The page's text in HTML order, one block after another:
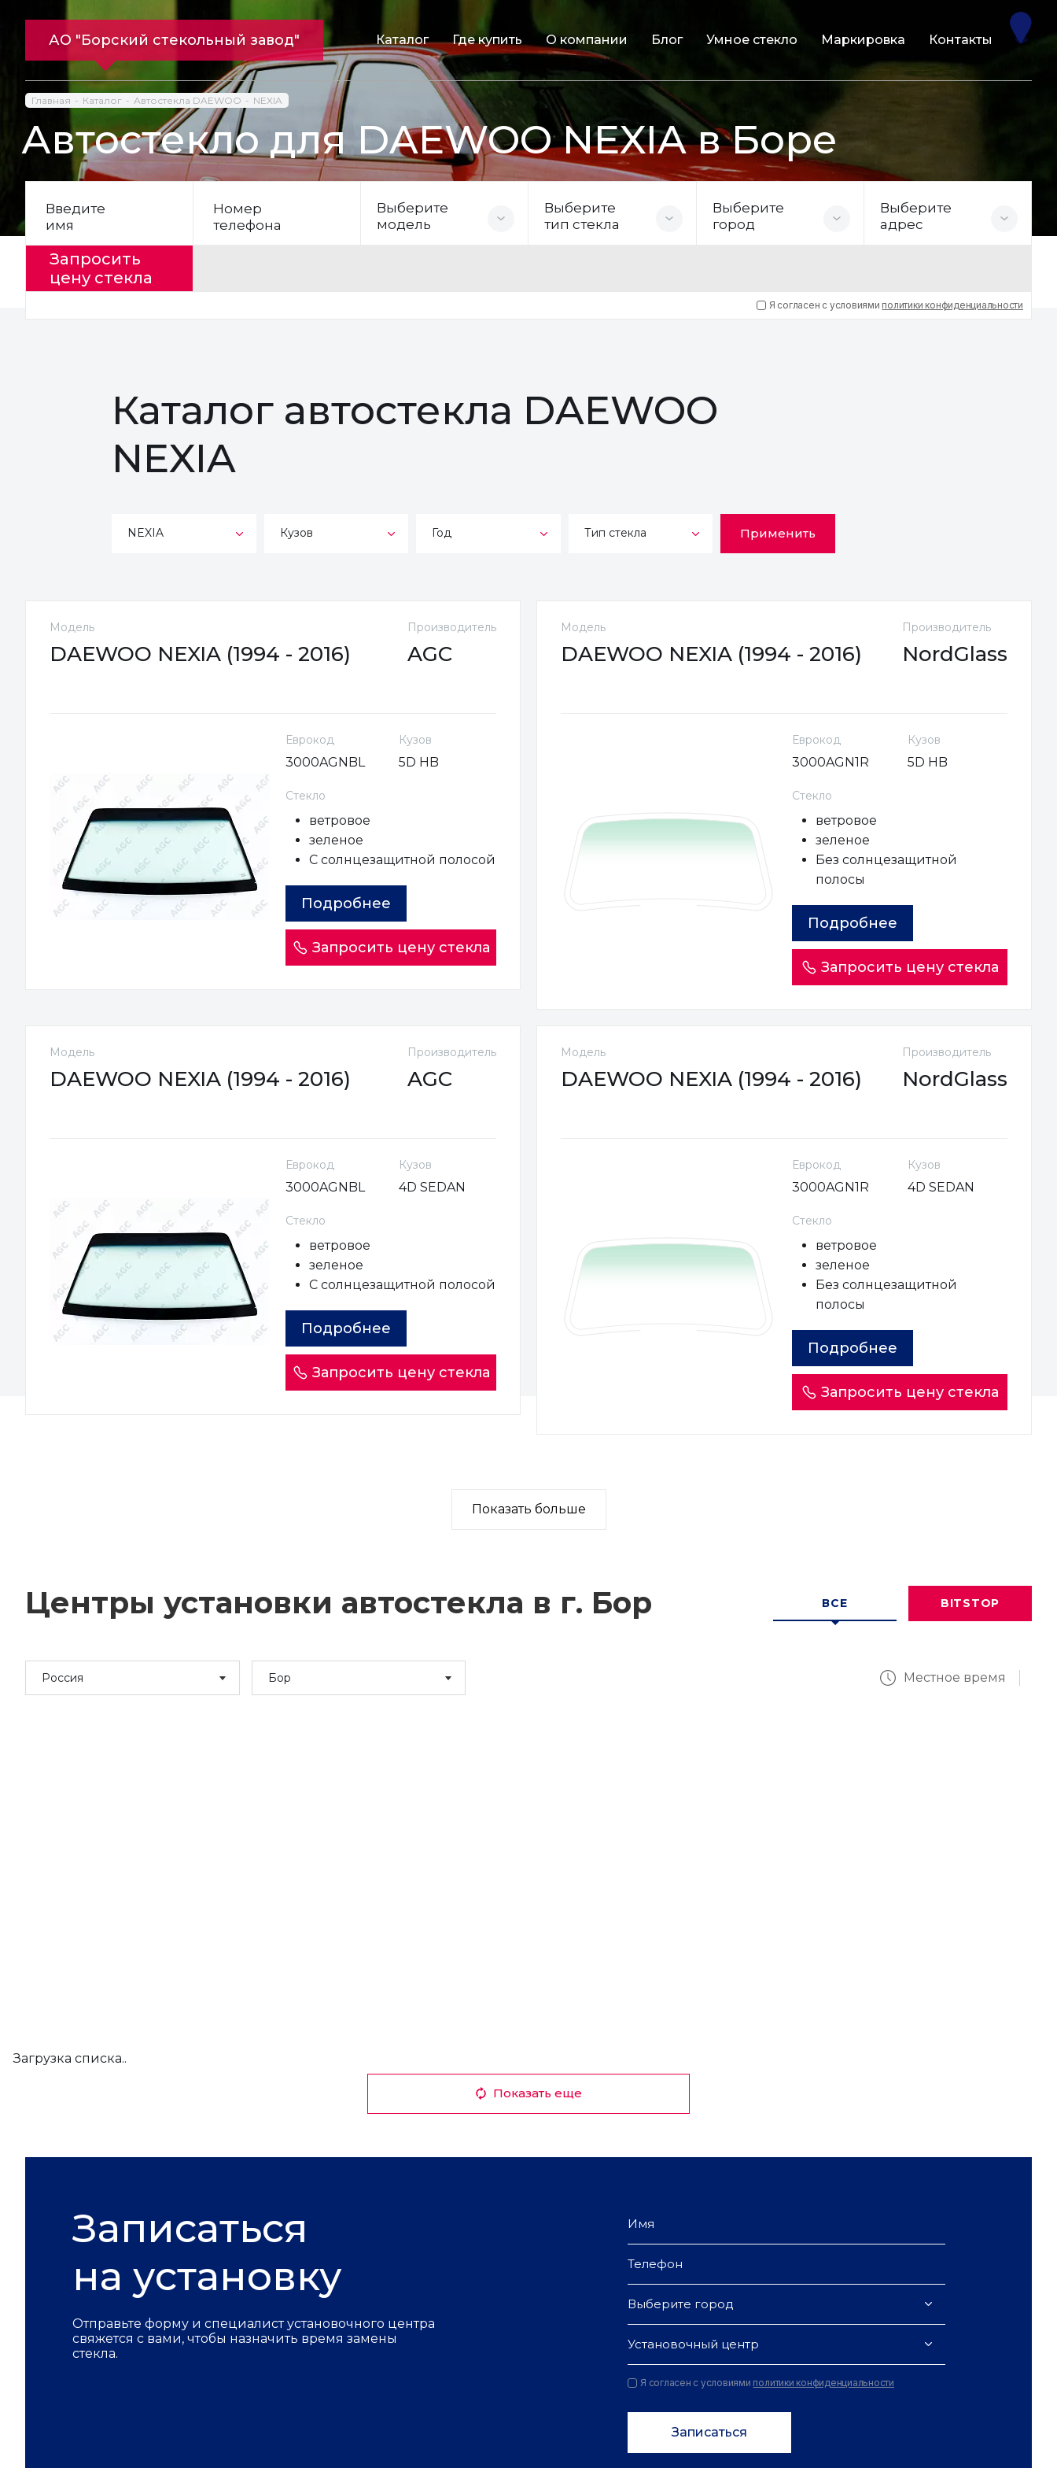
АО "Борский стекольный завод" Каталог Где купить О компании Блог Умное стекло Маркировка Контакты
Главная Каталог Автостекла DAEWOO NEXIA
Автостекло для DAEWOO NEXIA в Боре
Введите
имя
Номер
телефона
Выберите
модель
Выберите
тип стекла
Выберите
город
Выберите
адрес
Запросить
цену стекла
Я согласен с условиями политики конфиденциальности
Каталог автостекла DAEWOO
NEXIA
NEXIA Кузов Год Тип стекла Применить
Модель
DAEWOO NEXIA (1994 - 2016)
Производитель
AGC
Еврокод
3000AGNBL
Кузов
5D HB
Стекло
ветровое
зеленое
С солнцезащитной полосой
Подробнее
Запросить цену стекла
Модель
DAEWOO NEXIA (1994 - 2016)
Производитель
NordGlass
Еврокод
3000AGN1R
Кузов
5D HB
Стекло
ветровое
зеленое
Без солнцезащитной
полосы
Подробнее
Запросить цену стекла
Модель
DAEWOO NEXIA (1994 - 2016)
Производитель
AGC
Еврокод
3000AGNBL
Кузов
4D SEDAN
Стекло
ветровое
зеленое
С солнцезащитной полосой
Подробнее
Запросить цену стекла
Модель
DAEWOO NEXIA (1994 - 2016)
Производитель
NordGlass
Еврокод
3000AGN1R
Кузов
4D SEDAN
Стекло
ветровое
зеленое
Без солнцезащитной
полосы
Подробнее
Запросить цену стекла
Показать больше
Центры установки автостекла в г. Бор ВСЕ BITSTOP
Россия Бор Местное время
Загрузка списка..
Показать еще
Записаться
на установку
Отправьте форму и специалист установочного центра
свяжется с вами, чтобы назначить время замены
стекла.
Выберите город
Установочный центр
Я согласен с условиями политики конфиденциальности
Записаться